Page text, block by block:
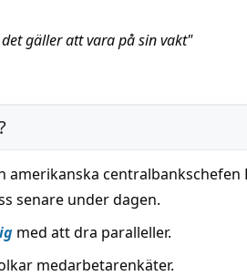
gäller att vara på sin vakt"
amerikanska centralbankschefen
senare under dagen.
med att dra paralleller.
medarbetarenkäter.